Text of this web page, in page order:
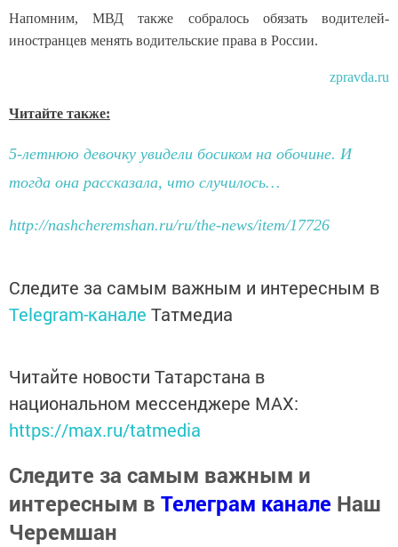
Напомним, МВД также собралось обязать водителей-
иностранцев менять водительские права в России.
zpravda.ru
Читайте также:
5-летнюю девочку увидели босиком на обочине. И
тогда она рассказала, что случилось…
http://nashcheremshan.ru/ru/the-news/item/17726
Следите за самым важным и интересным в
Telegram-канале Татмедиа
Читайте новости Татарстана в
национальном мессенджере MАХ:
https://max.ru/tatmedia
Следите за самым важным и
интересным в Телеграм канале Наш
Черемшан